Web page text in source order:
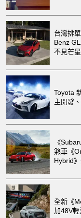
台灣排
Benz
不見芒
Toyota
主開發
《
煞車《
Hybrid
全新《
加48V